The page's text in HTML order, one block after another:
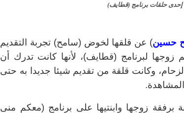
حلقات برنامج (قطايف)
حسين) عن قلقها لخوض (سامح) تجربة التقديم
زوجها لبرنامج (قطايف)، لأنها كانت تدرك أن
وكانت قلقة من تقديم شيئا جديدا به حتى
زوجها وابنتيها على برنامج (معكم منى